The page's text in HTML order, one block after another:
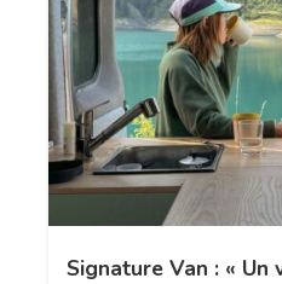
Signature Van : « Un